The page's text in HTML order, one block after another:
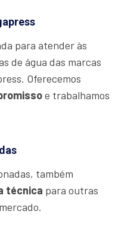
para atender às
de água das marcas
Oferecemos
e trabalhamos
também
técnica para outras